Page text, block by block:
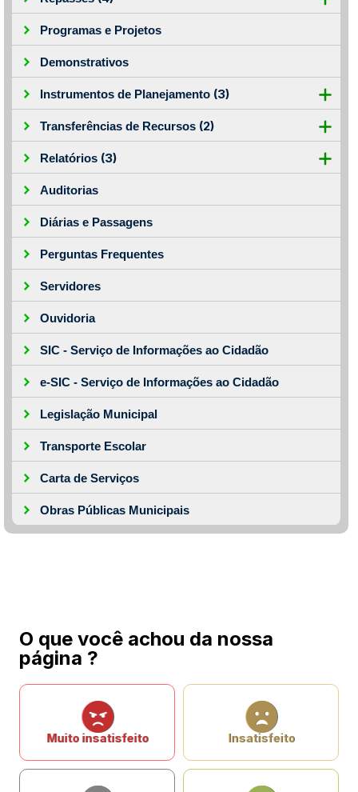
Programas e Projetos
Demonstrativos
Instrumentos de Planejamento (3)
Transferências de Recursos (2)
Relatórios (3)
Auditorias
Diárias e Passagens
Perguntas Frequentes
Servidores
Ouvidoria
SIC - Serviço de Informações ao Cidadão
e-SIC - Serviço de Informações ao Cidadão
Legislação Municipal
Transporte Escolar
Carta de Serviços
Obras Públicas Municipais
O que você achou da nossa
página ?
Muito insatisfeito Insatisfeito